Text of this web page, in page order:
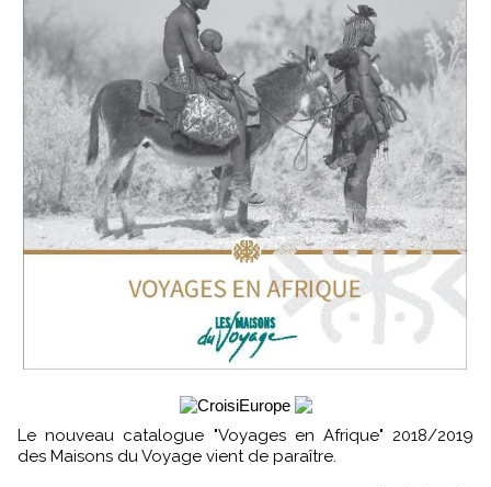
Le nouveau catalogue "Voyages en Afrique" 2018/2019
des Maisons du Voyage vient de paraître.